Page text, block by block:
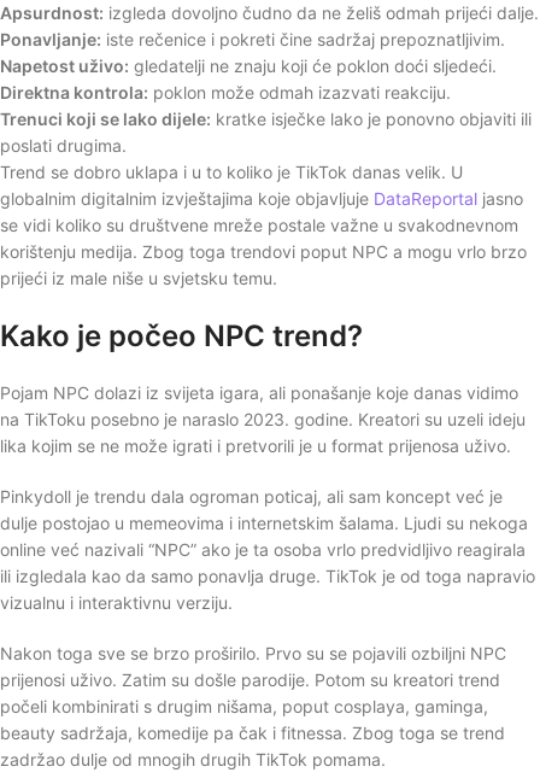
Apsurdnost: izgleda dovoljno čudno da ne želiš odmah prijeći dalje.
Ponavljanje: iste rečenice i pokreti čine sadržaj prepoznatljivim.
Napetost uživo: gledatelji ne znaju koji će poklon doći sljedeći.
Direktna kontrola: poklon može odmah izazvati reakciju.
Trenuci koji se lako dijele: kratke isječke lako je ponovno objaviti ili
poslati drugima.
Trend se dobro uklapa i u to koliko je TikTok danas velik. U
globalnim digitalnim izvještajima koje objavljuje DataReportal jasno
se vidi koliko su društvene mreže postale važne u svakodnevnom
korištenju medija. Zbog toga trendovi poput NPC a mogu vrlo brzo
prijeći iz male niše u svjetsku temu.
Kako je počeo NPC trend?
Pojam NPC dolazi iz svijeta igara, ali ponašanje koje danas vidimo
na TikToku posebno je naraslo 2023. godine. Kreatori su uzeli ideju
lika kojim se ne može igrati i pretvorili je u format prijenosa uživo.
Pinkydoll je trendu dala ogroman poticaj, ali sam koncept već je
dulje postojao u memeovima i internetskim šalama. Ljudi su nekoga
online već nazivali “NPC” ako je ta osoba vrlo predvidljivo reagirala
ili izgledala kao da samo ponavlja druge. TikTok je od toga napravio
vizualnu i interaktivnu verziju.
Nakon toga sve se brzo proširilo. Prvo su se pojavili ozbiljni NPC
prijenosi uživo. Zatim su došle parodije. Potom su kreatori trend
počeli kombinirati s drugim nišama, poput cosplaya, gaminga,
beauty sadržaja, komedije pa čak i fitnessa. Zbog toga se trend
zadržao dulje od mnogih drugih TikTok pomama.